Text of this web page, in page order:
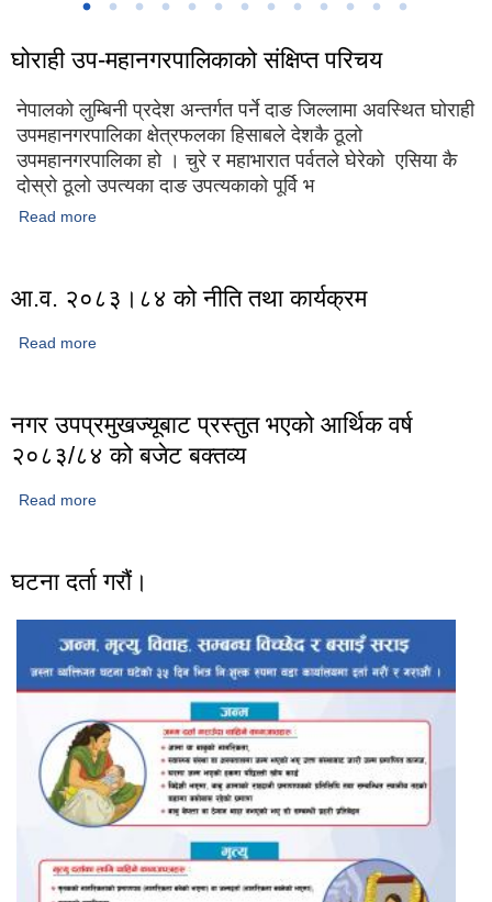
घोराही उप-महानगरपालिकाको संक्षिप्त परिचय
नेपालको लुम्बिनी प्रदेश अन्तर्गत पर्ने दाङ जिल्लामा अवस्थित घोराही
उपमहानगरपालिका क्षेत्रफलका हिसाबले देशकै ठूलो
उपमहानगरपालिका हो । चुरे र महाभारात पर्वतले घेरेको एसिया कै
दोस्रो ठूलो उपत्यका दाङ उपत्यकाको पूर्वि भ
Read more
आ.व. २०८३।८४ को नीति तथा कार्यक्रम
Read more
नगर उपप्रमुखज्यूबाट प्रस्तुत भएको आर्थिक वर्ष
२०८३/८४ को बजेट बक्तव्य
Read more
घटना दर्ता गरौं।